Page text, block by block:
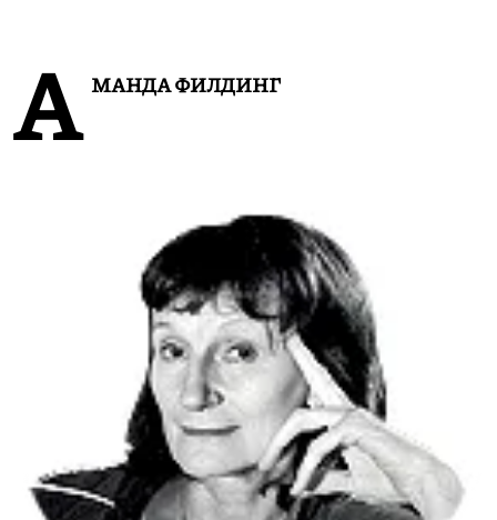
А МАНДА ФИЛДИНГ